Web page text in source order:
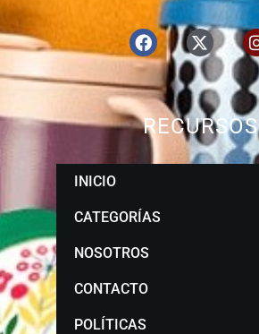
RECURSOS
INICIO
CATEGORÍAS
NOSOTROS
CONTACTO
POLÍTICAS